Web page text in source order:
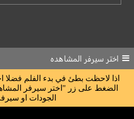
اختر سيرفر المشاهده
اذا لاحظت بطئ في بدء الفلم فضلا
الضغط على زر "اختر سيرفر
الجودات او